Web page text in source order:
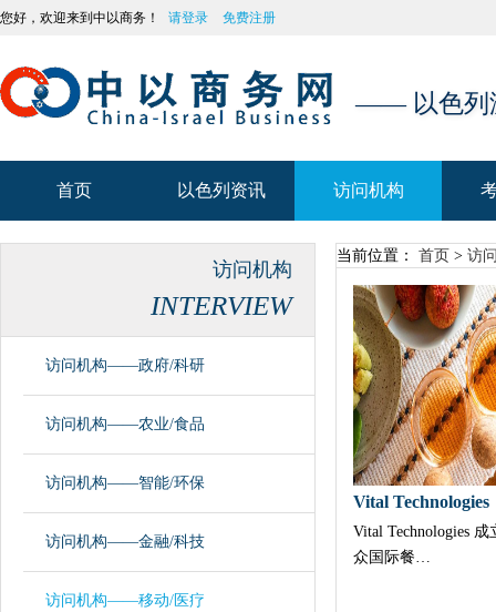
您好，欢迎来到中以商务！ 请登录 免费注册
—— 以色列
首页 以色列资讯 访问机构
访问机构
访问机构
INTERVIEW
访问机构——政府/科研
访问机构——农业/食品
访问机构——智能/环保
访问机构——金融/科技
访问机构——移动/医疗
当前位置： 首页 > 访
Vital Technologies
众国际餐…